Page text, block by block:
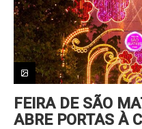
FEIRA DE SÃO
ABRE PORTAS À